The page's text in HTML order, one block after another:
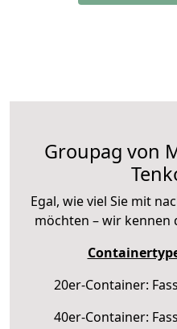
Groupag von
Egal, wie viel Sie mit
möchten – wir kennen
20er-Container:
40er-Container: